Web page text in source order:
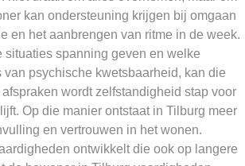
kan ondersteuning krijgen bij omgaan
en het aanbrengen van ritme in de week.
spanning geven en welke
psychische kwetsbaarheid, kan die
wordt zelfstandigheid stap voor
Op die manier ontstaat in Tilburg meer
en vertrouwen in het wonen.
ontwikkelt die ook op langere